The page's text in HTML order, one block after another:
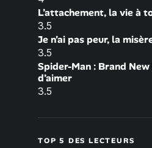
L’attachement, la vie à
3.5
Je n’ai pas peur, la
3.5
Spider-Man : Brand
d’aimer
3.5
TOP 5 DES LECTEURS